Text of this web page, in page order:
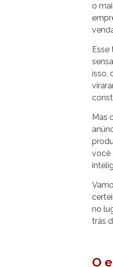
o
isso,
Mas
você
no
trás
O